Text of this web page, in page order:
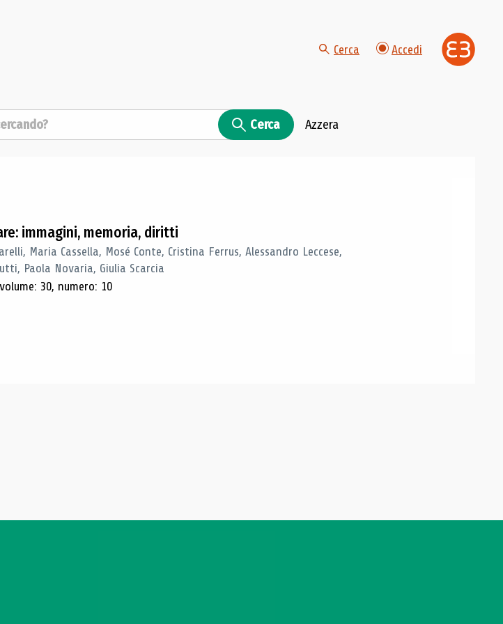
Cerca Accedi
Cerca Azzera
immagini, memoria, diritti
Maria Cassella, Mosé Conte, Cristina Ferrus, Alessandro Leccese,
Paola Novaria, Giulia Scarcia
30, numero: 10